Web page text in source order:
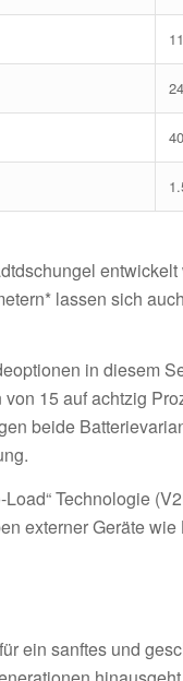
lassen sich
in diesem
15 auf achtzig
beide
Technologie
externer Geräte
ein sanftes und